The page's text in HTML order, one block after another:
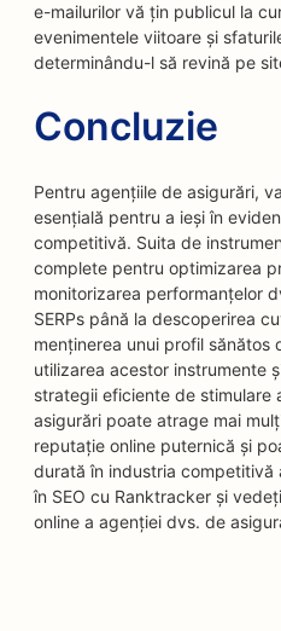
e-mailurilor vă țin publicul la
evenimentele viitoare și
determinându-l să revină pe
Concluzie
Pentru agențiile de asigurări,
esențială pentru a ieși în
competitivă. Suita de
complete pentru optimizarea
monitorizarea performanțelor
SERPs până la descoperirea
menținerea unui profil sănătos
utilizarea acestor instrumente
strategii eficiente de stimulare
asigurări poate atrage mai
reputație online puternică și
durată în industria competitivă
în SEO cu Ranktracker și
online a agenției dvs. de